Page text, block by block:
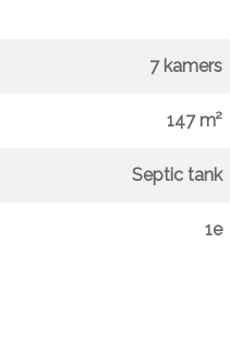
7 kamers
147 m²
Septic tank
1e